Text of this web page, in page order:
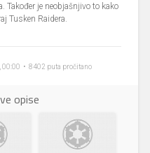
Također je neobjašnjivo to kako
Tusken Raidera.
00:00 • 8402 puta pročitano
opise